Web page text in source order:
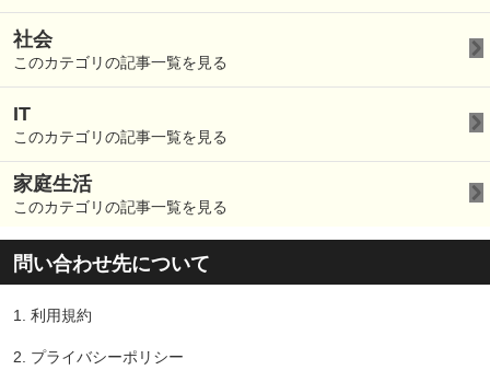
社会
このカテゴリの記事一覧を見る
IT
このカテゴリの記事一覧を見る
家庭生活
このカテゴリの記事一覧を見る
問い合わせ先について
1. 利用規約
2. プライバシーポリシー